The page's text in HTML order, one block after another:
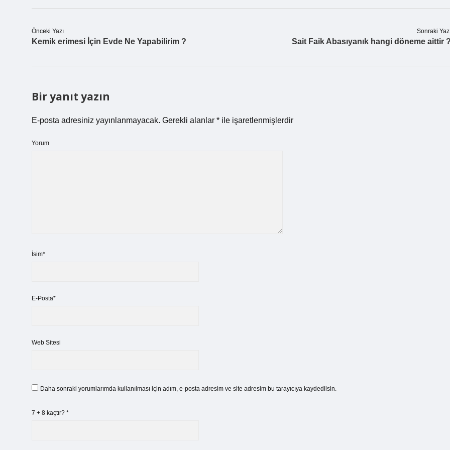
Önceki Yazı
Kemik erimesi İçin Evde Ne Yapabilirim ?
Sonraki
Sait Faik Abasıyanık hangi döneme aittir
Bir yanıt yazın
E-posta adresiniz yayınlanmayacak. Gerekli alanlar * ile işaretlenmişlerdir
Yorum
İsim*
E-Posta*
Web Sitesi
Daha sonraki yorumlarımda kullanılması için adım, e-posta adresim ve site adresim bu tarayıcıya kaydedilsin.
7 + 8 kaçtır? *